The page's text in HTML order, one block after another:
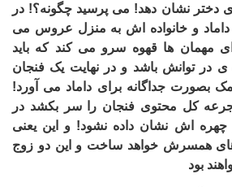
دختر نشان دهد! می پرسید چگونه؟! در
و خانواده اش به منزل عروس می
مهمان ها قهوه سرو می کند که باید
ی در توانش باشد و در نهایت یک فنجان
بصورت جداگانه برای داماد می آورد!
جرعه کل محتوی فنجان را سر بکشد در
چهره اش نشان داده نشود! و این یعنی
همسرش خواهد ساخت و این دو زوج
بود